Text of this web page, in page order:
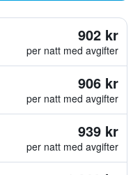
902 kr
per natt med avgifter
906 kr
per natt med avgifter
939 kr
per natt med avgifter